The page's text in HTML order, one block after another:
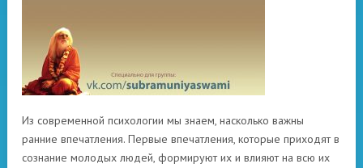
Из современной психологии мы знаем, насколько важны
ранние впечатления. Первые впечатления, которые приходят в
сознание молодых людей, формируют их и влияют на всю их